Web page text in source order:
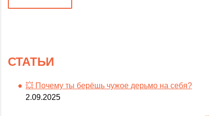
СТАТЬИ
💥 Почему ты берёшь чужое дерьмо на себя?
2.09.2025